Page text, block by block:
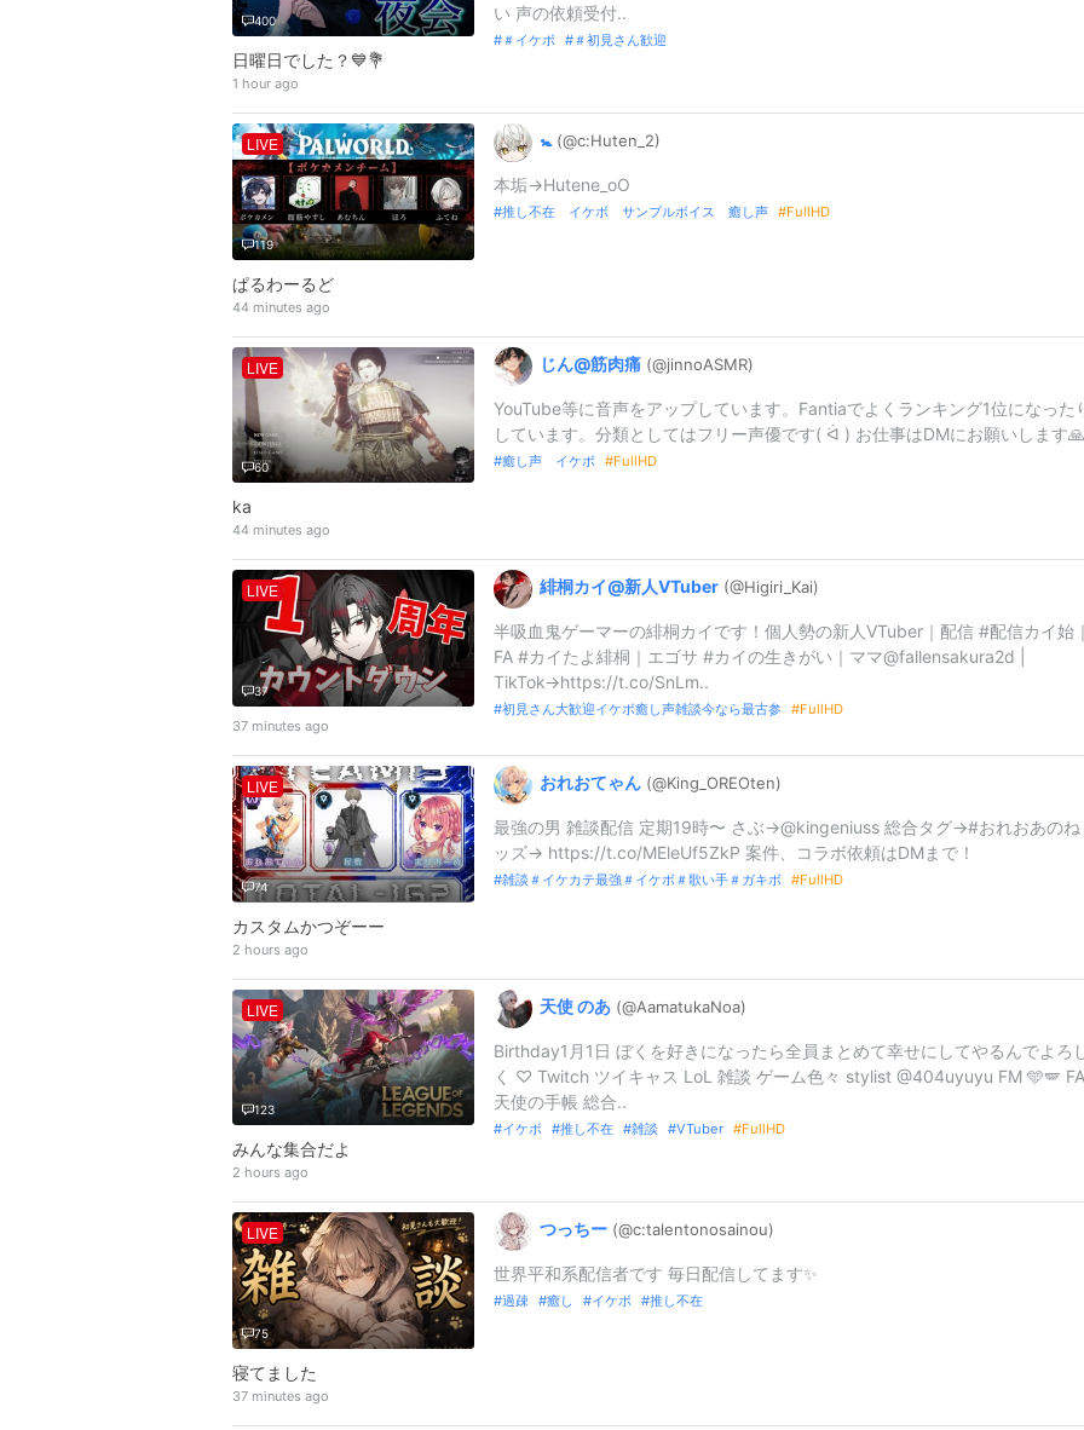
400
日曜日でした？💙💐
1 hour ago
い 声の依頼受付..
＃イケボ ＃初見さん歓迎
LIVE
119
ぱるわーるど
44 minutes ago
🚼 (@c:Huten_ 2)
本垢→Hutene_oO
推し不在 イケボ サンプルボイス 癒し声 FullHD
LIVE
60
ka
44 minutes ago
じん@筋肉痛 (@jinnoASMR)
YouTube等に音声をアップしています。Fantiaでよくランキング1位になった
しています。分類としてはフリー声優です( ᐛ ) お仕事はDMにお願いします🙏
癒し声 イケボ FullHD
LIVE
37
37 minutes ago
緋桐カイ@新人VTuber (@Higiri_ Kai)
半吸血鬼ゲーマーの緋桐カイです！個人勢の新人VTuber｜配信 #配信カイ始
FA #カイたよ緋桐｜エゴサ #カイの生きがい｜ママ@fallensakura2d |
TikTok→https://t.co/SnLm..
初見さん大歓迎イケボ癒し声雑談今なら最古参 FullHD
LIVE
74
カスタムかつぞーー
2 hours ago
おれおてゃん (@King_ OREOten)
最強の男 雑談配信 定期19時〜 さぶ→@kingeniuss 総合タグ→#おれおあのね
ッズ→ https://t.co/MEleUf5ZkP 案件、コラボ依頼はDMまで！
雑談＃イケカテ最強＃イケボ＃歌い手＃ガキボ FullHD
LIVE
123
みんな集合だよ
2 hours ago
天使のあ (@AamatukaNoa)
Birthday1月1日 ぼくを好きになったら全員まとめて幸せにしてやるんでよろ
く ♡ Twitch ツイキャス LoL 雑談 ゲーム色々 stylist @404uyuyu FM 🩵🪽
天使の手帳 総合..
イケボ 推し不在 雑談 VTuber FullHD
LIVE
75
寝てました
37 minutes ago
つっちー (@c:talentonosainou)
世界平和系配信者です 毎日配信してます✨️
過疎 癒し イケボ 推し不在